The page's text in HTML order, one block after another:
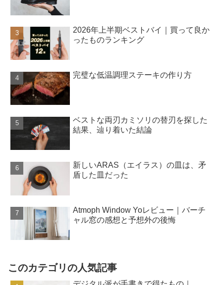
2026年上半期ベストバイ｜買って良か
ったものランキング
完璧な低温調理ステーキの作り方
ベストな両刃カミソリの替刃を探した
結果、辿り着いた結論
新しいARAS（エイラス）の皿は、矛
盾した皿だった
Atmoph Window Yoレビュー｜バーチ
ャル窓の感想と予想外の後悔
このカテゴリの人気記事